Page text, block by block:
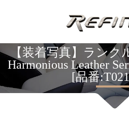
【装着写真】ランク
Harmonious Leather
[品番